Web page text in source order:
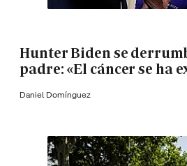
Hunter Biden se
padre: «El cáncer se ha
Daniel Domínguez